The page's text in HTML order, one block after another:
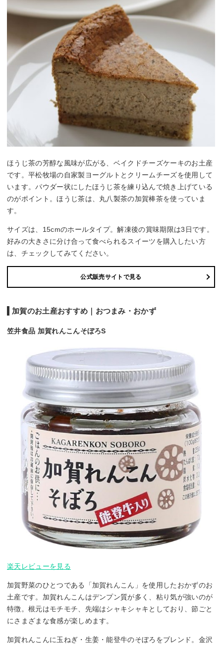
ほうじ茶の芳醇な風味が広がる、ベイクドチーズケーキのお土産
です。平松牧場の自家製ヨーグルトとクリームチーズを使用して
います。パウダー状にしたほうじ茶を練り込んで焼き上げている
のがポイント。ほうじ茶は、丸八製茶の加賀棒茶を使っていま
す。
サイズは、15cmのホールタイプ。解凍後の賞味期限は3日です。
好みの大きさに分け合って食べられるスイーツを購入したい方
は、チェックしてみてください。
公式販売サイトで見る
加賀のお土産おすすめ｜おつまみ・おかず
笠井食品 加賀れんこんそぼろS
楽天レビューを見る
加賀野菜のひとつである「加賀れんこん」を使用したおかずのお
土産です。加賀れんこんはデンプン質が多く、粘り気が強いのが
特徴。根元はモチモチ、先端はシャキシャキとしており、節ごと
にさまざまな食感が楽しめます。
加賀れんこんに玉ねぎ・生姜・能登牛のそぼろをブレンド。金沢